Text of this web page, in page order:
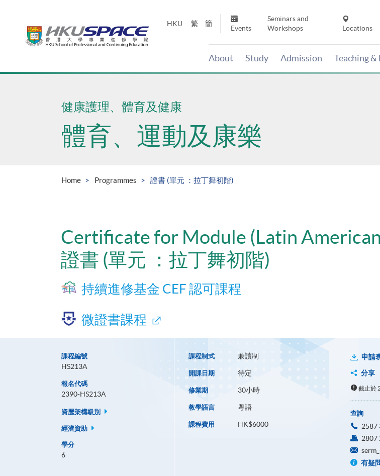
HKU 繁 簡
Events
Seminars and
Workshops
Locations
About Study Admission Teaching &
Main
健康護理、體育及健康
體育、運動及康樂
Home Programmes 證書 (單元 ：拉丁舞初階)
Certificate for Module (Latin
證書 (單元 ：拉丁舞初階)
持續進修基金 CEF 認可課程
微證書課程
課程編號
HS213A
報名代碼
2390-HS213A
資歷架構級別
經濟資助
學分
6
課程制式 兼讀制
開課日期 待定
修業期 30小時
教學語言 粵語
課程費用 HK$6000
申請
分享
截止於
查詢
2587
2807
有疑